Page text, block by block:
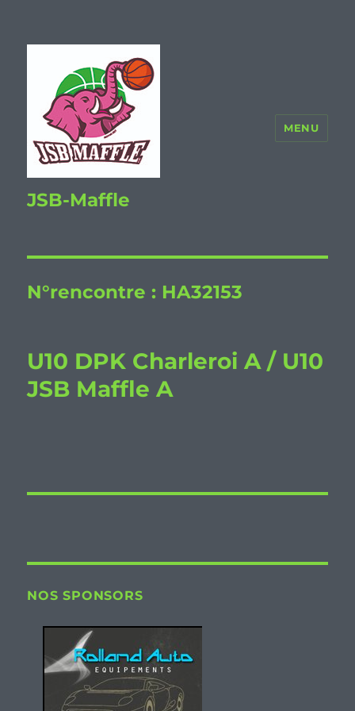
JSB-Maffle
MENU
N°rencontre : HA32153
U10 DPK Charleroi A / U10
JSB Maffle A
NOS SPONSORS